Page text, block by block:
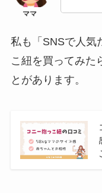
私も「SNSで人気
こ紐を買ってみた
とがあります。